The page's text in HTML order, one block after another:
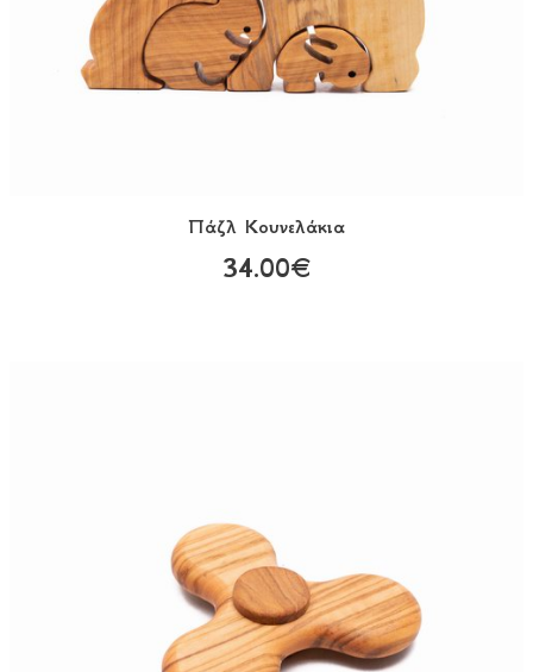
Πάζλ Kουνελάκια
34.00€